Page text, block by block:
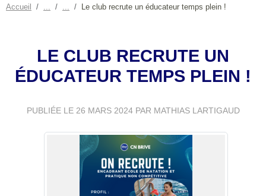
Accueil Le club recrute un éducateur temps plein !
LE CLUB RECRUTE UN
ÉDUCATEUR TEMPS PLEIN !
PUBLIÉE LE 26 MARS 2024PAR MATHIAS LARTIGAUD